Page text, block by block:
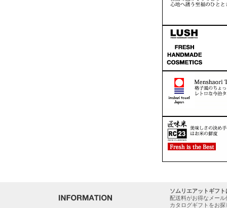
ソムリエアットギフ
配送料がお得なメー
カタログギフトをお